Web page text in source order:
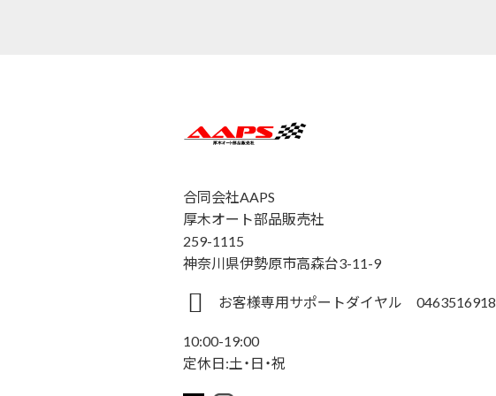
合同会社AAPS
厚木オート部品販売社
259-1115
神奈川県伊勢原市高森台3-11-9
お客様専用サポートダイヤル 0463516918
10:00-19:00
定休日:土・日・祝